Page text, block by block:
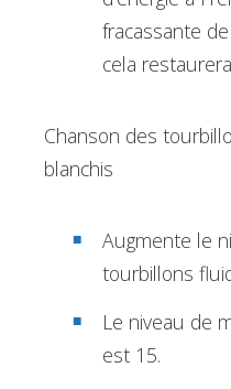
fracassante
cela
Chanson des
blanchis
Augmente le
tourbillons
Le niveau de
est 15.